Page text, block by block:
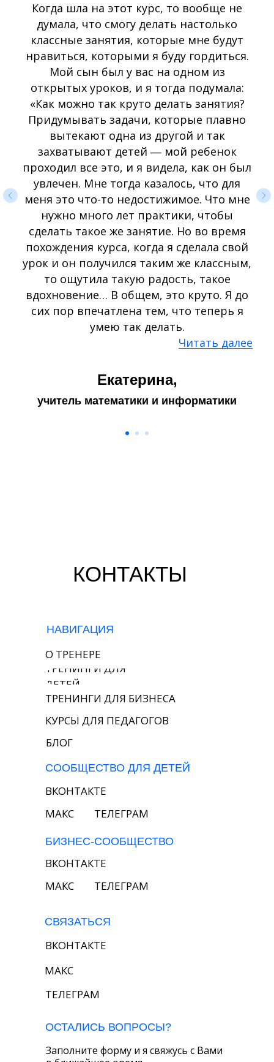
Когда шла на этот курс, то вообще не
думала, что смогу делать настолько
классные занятия, которые мне будут
нравиться, которыми я буду гордиться.
Мой сын был у вас на одном из
открытых уроков, и я тогда подумала:
«Как можно так круто делать занятия?
Придумывать задачи, которые плавно
вытекают одна из другой и так
захватывают детей ― мой ребенок
проходил все это, и я видела, как он был
увлечен. Мне тогда казалось, что для
меня это что-то недостижимое. Что мне
нужно много лет практики, чтобы
сделать такое же занятие. Но во время
похождения курса, когда я сделала свой
урок и он получился таким же классным,
то ощутила такую радость, такое
вдохновение… В общем, это круто. Я до
сих пор впечатлена тем, что теперь я
умею так делать.
Читать далее
Екатерина,
учитель математики и информатики
КОНТАКТЫ
ВКОНТАКТЕ
О ТРЕНЕРЕ
БЛОГ
ТРЕНИНГИ ДЛЯ БИЗНЕСА
КУРСЫ ДЛЯ ПЕДАГОГОВ
ТРЕНИНГИ ДЛЯ
ДЕТЕЙ
ВКОНТАКТЕ
MAКС
ТЕЛЕГРАМ
ТЕЛЕГРАМ
ТЕЛЕГРАМ
MAКС
MAКС
ВКОНТАКТЕ
СООБЩЕСТВО ДЛЯ ДЕТЕЙ
Заполните форму и я свяжусь с Вами
СВЯЗАТЬСЯ
ОСТАЛИСЬ ВОПРОСЫ?
БИЗНЕС-СООБЩЕСТВО
НАВИГАЦИЯ